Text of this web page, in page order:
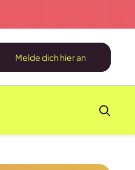
Melde dich hier an